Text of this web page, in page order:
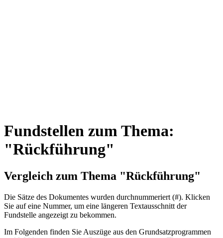
Fundstellen zum Thema:
"Rückführung"
Vergleich zum Thema "Rückführung"
Die Sätze des Dokum­entes wurden durch­nummeriert (#). Klicken
Sie auf eine Nummer, um eine längeren Textausschnitt der
Fundstelle angezeigt zu bekommen.
Im Folgenden finden Sie Auszüge aus den Grundsatz­program­men